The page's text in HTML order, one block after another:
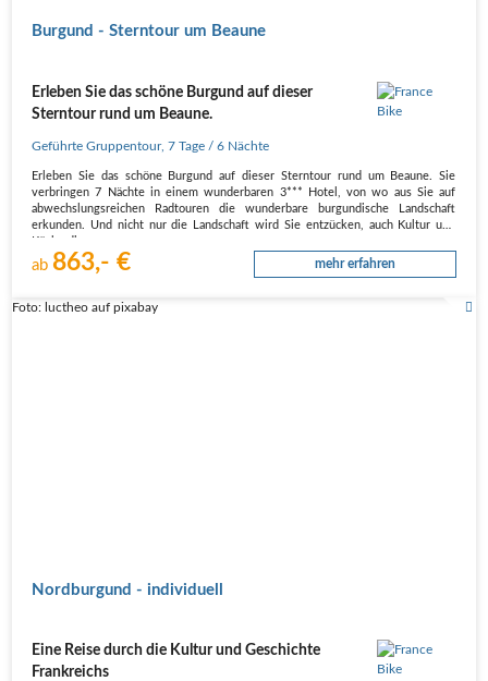
Burgund - Sterntour um Beaune
Erleben Sie das schöne Burgund auf dieser
Sterntour rund um Beaune.
Geführte Gruppentour,7 Tage / 6 Nächte
Erleben Sie das schöne Burgund auf dieser Sterntour rund um Beaune. Sie
verbringen 7 Nächte in einem wunderbaren 3*** Hotel, von wo aus Sie auf
abwechslungsreichen Radtouren die wunderbare burgundische Landschaft
erkunden. Und nicht nur die Landschaft wird Sie entzücken, auch Kultur und
ab 863,- € mehr erfahren
Foto: luctheo auf pixabay
Nordburgund - individuell
Eine Reise durch die Kultur und Geschichte
Frankreichs